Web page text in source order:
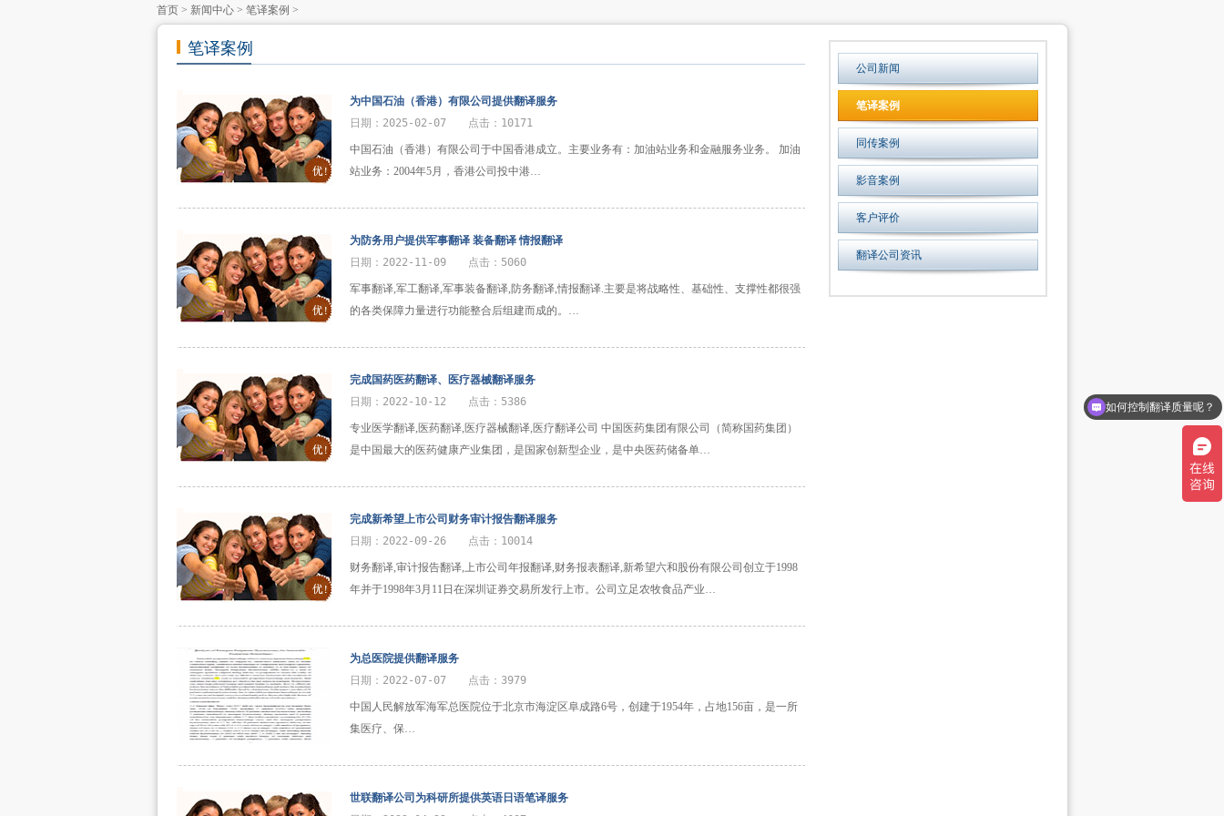
首页 > 新闻中心 > 笔译案例 >
笔译案例
为中国石油（香港）有限公司提供翻译服务
日期：2025-02-07 点击：10171
中国石油（香港）有限公司于中国香港成立。主要业务有：加油站业务和金融服务业务。 加油
站业务：2004年5月，香港公司投中港…
为防务用户提供军事翻译 装备翻译 情报翻译
日期：2022-11-09 点击：5060
军事翻译,军工翻译,军事装备翻译,防务翻译,情报翻译.主要是将战略性、基础性、支撑性都很强
的各类保障力量进行功能整合后组建而成的。…
完成国药医药翻译、医疗器械翻译服务
日期：2022-10-12 点击：5386
专业医学翻译,医药翻译,医疗器械翻译,医疗翻译公司 中国医药集团有限公司（简称国药集团）
是中国最大的医药健康产业集团，是国家创新型企业，是中央医药储备单…
完成新希望上市公司财务审计报告翻译服务
日期：2022-09-26 点击：10014
财务翻译,审计报告翻译,上市公司年报翻译,财务报表翻译,新希望六和股份有限公司创立于1998
年并于1998年3月11日在深圳证券交易所发行上市。公司立足农牧食品产业…
为总医院提供翻译服务
日期：2022-07-07 点击：3979
中国人民解放军海军总医院位于北京市海淀区阜成路6号，创建于1954年，占地156亩，是一所
集医疗、保…
世联翻译公司为科研所提供英语日语笔译服务
公司新闻
笔译案例
同传案例
影音案例
客户评价
翻译公司资讯
如何控制翻译质量呢？